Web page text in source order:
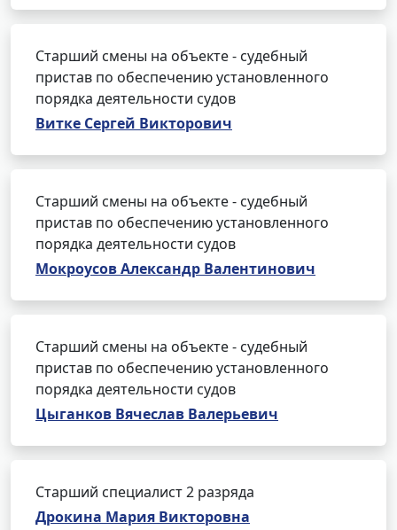
Старший смены на объекте - судебный
пристав по обеспечению установленного
порядка деятельности судов
Витке Сергей Викторович
Старший смены на объекте - судебный
пристав по обеспечению установленного
порядка деятельности судов
Мокроусов Александр Валентинович
Старший смены на объекте - судебный
пристав по обеспечению установленного
порядка деятельности судов
Цыганков Вячеслав Валерьевич
Старший специалист 2 разряда
Дрокина Мария Викторовна